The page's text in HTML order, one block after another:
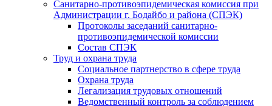
Санитарно-противоэпидемическая комиссия при
Администрации г. Бодайбо и района (СПЭК)
Протоколы заседаний санитарно-
противоэпидемической комиссии
Состав СПЭК
Труд и охрана труда
Социальное партнерство в сфере труда
Охрана труда
Легализация трудовых отношений
Ведомственный контроль за соблюдением